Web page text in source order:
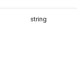
string